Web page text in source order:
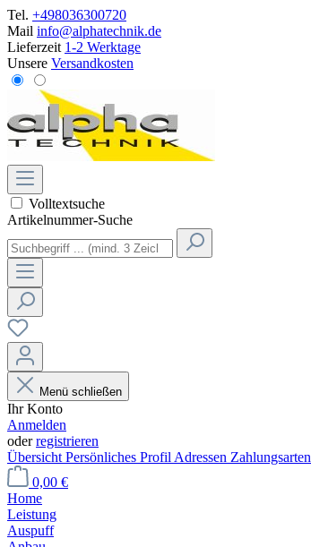
Tel. +498036300720
Mail info@alphatechnik.de
Lieferzeit 1-2 Werktage
Unsere Versandkosten
Volltextsuche
Artikelnummer-Suche
Menü schließen
Ihr Konto
Anmelden
oderregistrieren
Übersicht Persönliches Profil Adressen Zahlungsarten
0,00 €
Home
Leistung
Auspuff